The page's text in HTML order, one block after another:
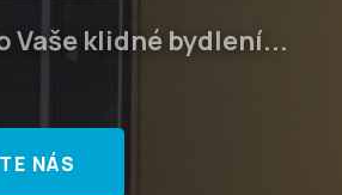
služby s důrazem